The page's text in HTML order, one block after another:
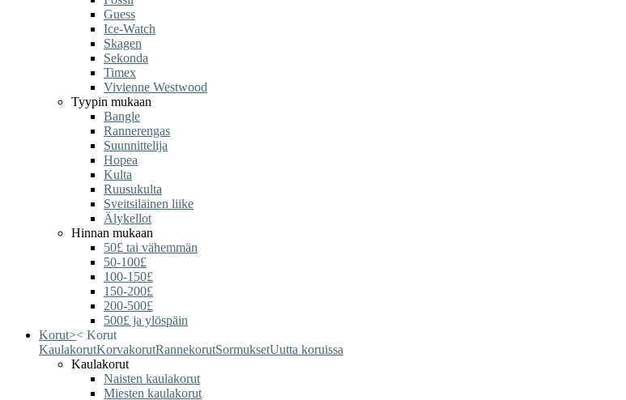
Guess
Ice-Watch
Skagen
Sekonda
Timex
Vivienne Westwood
Tyypin mukaan
Bangle
Rannerengas
Suunnittelija
Hopea
Kulta
Ruusukulta
Sveitsiläinen liike
Älykellot
Hinnan mukaan
50£ tai vähemmän
50-100£
100-150£
150-200£
200-500£
500£ ja ylöspäin
Korut>< Korut
KaulakorutKorvakorutRannekorutSormuksetUutta koruissa
Kaulakorut
Naisten kaulakorut
Miesten kaulakorut